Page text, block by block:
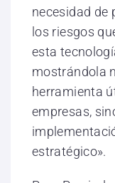
necesidad de
los riesgos
esta
mostrándola
herramienta
empresas,
estratégico».